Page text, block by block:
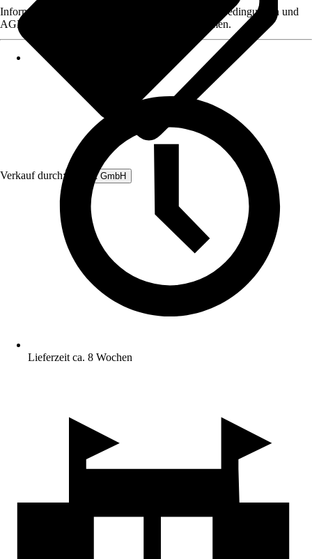
Verkauf durch: Rubart GmbH
Informationen des Verkäufers, wie z. B. Rückgabebedingungen und
AGB, finden Sie bei Klick auf den Verkäufernamen.
Lieferzeit ca. 8 Wochen